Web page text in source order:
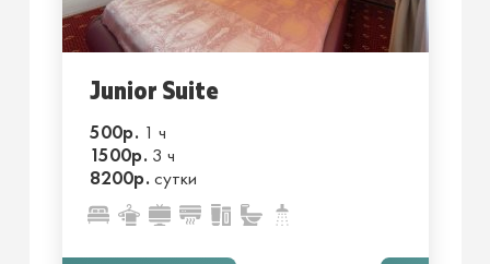
Junior Suite
500р. 1 ч
1500р. 3 ч
8200р. сутки